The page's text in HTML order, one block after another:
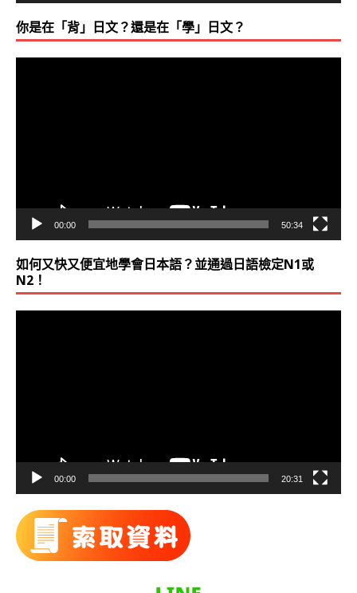
你是在「背」日文？還是在「學」日文？
00:00 50:34
如何又快又便宜地學會日本語？並通過日語檢定N1或
N2！
00:00 20:31